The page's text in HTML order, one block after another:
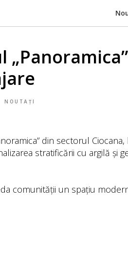
NOUTAȚI
din sectorul
stratificării cu argilă și
comunității un spațiu